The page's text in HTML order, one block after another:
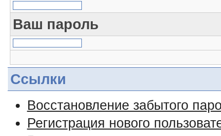
Ваш пароль
Ссылки
Восстановление забытого
Регистрация нового